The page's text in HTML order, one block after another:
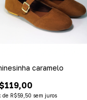
caramelo
de R$59,50 sem juros